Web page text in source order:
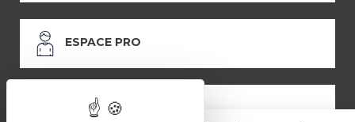
ESPACE PRO
ESPACE PRESSE